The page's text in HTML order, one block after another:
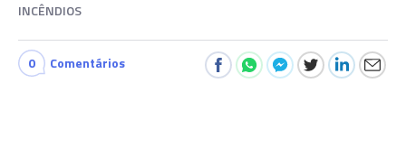
INCÊNDIOS
0 Comentários